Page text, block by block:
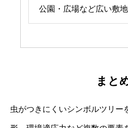
公園・広場など広い敷地
まと
虫がつきにくいシンボルツリー